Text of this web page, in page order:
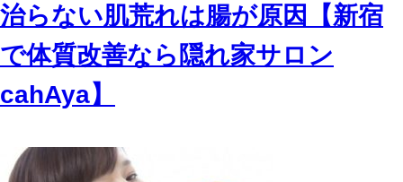
治らない肌荒れは腸が原因【新宿
で体質改善なら隠れ家サロン
cahAya】